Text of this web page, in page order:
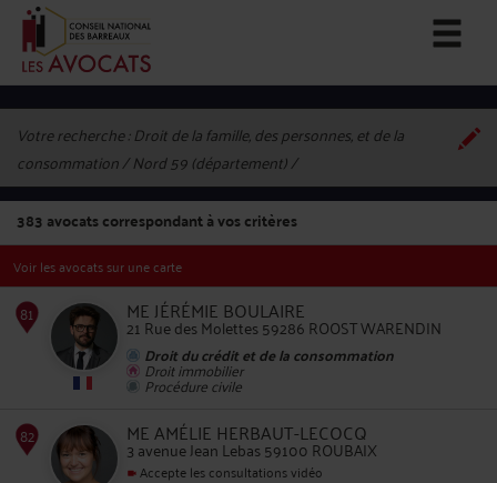
Votre recherche :Droit de la famille, des personnes, et de la
consommation / Nord 59 (département)
383avocats correspondant à vos critères
Voir les avocats sur une carte
ME JÉRÉMIE BOULAIRE
21 Rue des Molettes 59286 ROOST WARENDIN
Droit du crédit et de la consommation
Droit immobilier
Procédure civile
ME AMÉLIE HERBAUT-LECOCQ
3 avenue Jean Lebas 59100 ROUBAIX
Accepte les consultations vidéo